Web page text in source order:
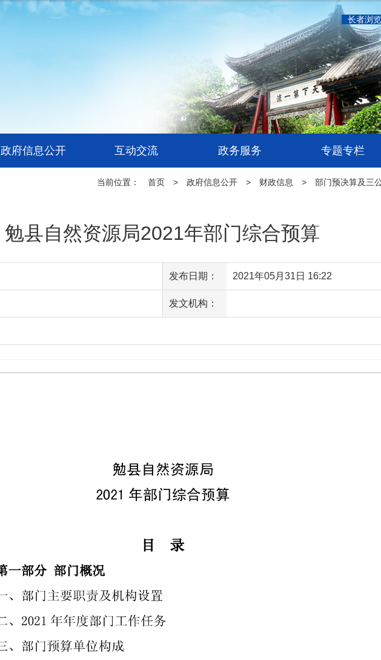
长者浏览
政府信息公开 互动交流 政务服务 专题专栏
当前位置： 首页 > 政府信息公开 > 财政信息 > 部门预决算及三
勉县自然资源局2021年部门综合预算
发布日期： 2021年05月31日 16:22
发文机构：
访问量：1290 【字体：